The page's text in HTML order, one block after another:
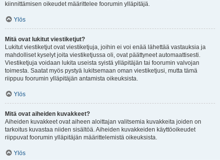
kiinnittämisen oikeudet määrittelee foorumin ylläpitäjä.
Ylös
Mitä ovat lukitut viestiketjut?
Lukitut viestiketjut ovat viestiketjuja, joihin ei voi enää lähettää vastauksia ja
mahdolliset kyselyt joita viestiketjussa oli, ovat päättyneet automaattisesti.
Viestiketjuja voidaan lukita useista syistä ylläpitäjän tai foorumin valvojan
toimesta. Saatat myös pystyä lukitsemaan oman viestiketjusi, mutta tämä
riippuu foorumin ylläpitäjän antamista oikeuksista.
Ylös
Mitä ovat aiheiden kuvakkeet?
Aiheiden kuvakkeet ovat aiheen aloittajan valitsemia kuvakkeita joiden on
tarkoitus kuvastaa niiden sisältöä. Aiheiden kuvakkeiden käyttöoikeudet
riippuvat foorumin ylläpitäjän määrittelemistä oikeuksista.
Ylös